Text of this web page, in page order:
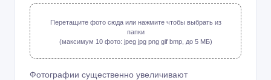
Перетащите фото сюда или нажмите чтобы выбрать из
папки
(максимум 10 фото: jpeg jpg png gif bmp, до 5 МБ)
Фотографии существенно увеличивают